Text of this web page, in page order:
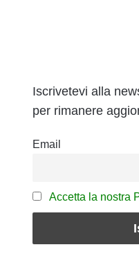
Iscrivetevi alla
per rimanere
Email
Accetta la nostra